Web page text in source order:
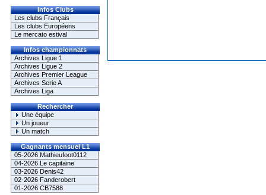
Infos Clubs
Les clubs Français
Les clubs Européens
Le mercato estival
Infos championnats
Archives Ligue 1
Archives Ligue 2
Archives Premier League
Archives Serie A
Archives Liga
Rechercher
Une équipe
Un joueur
Un match
Gagnants mensuel L1
05-2026 Mathieufoot0112
04-2026 Le capitaine
03-2026 Denis42
02-2026 Fanderobert
01-2026 CB7588